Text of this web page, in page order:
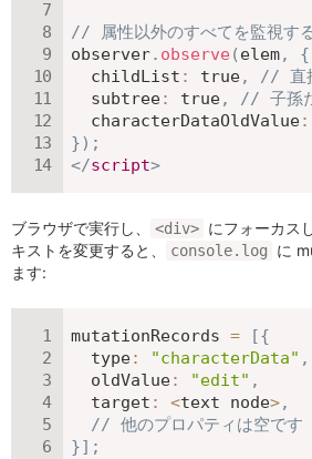
// 属性以外のすべてを監視す
observer. observe (elem,
{
childList : true,
// 直
subtree: true,
// 子孫
characterDataOldValue:
}) ;
</script>
ブラウザで実行し、 <div> にフォーカス
キストを変更すると、
console.log
に
ます:
mutationRecords = [{
type: "characterData" ,
oldValue: "edit" ,
target : <text node>,
// 他のプロパティは空です
}] ;